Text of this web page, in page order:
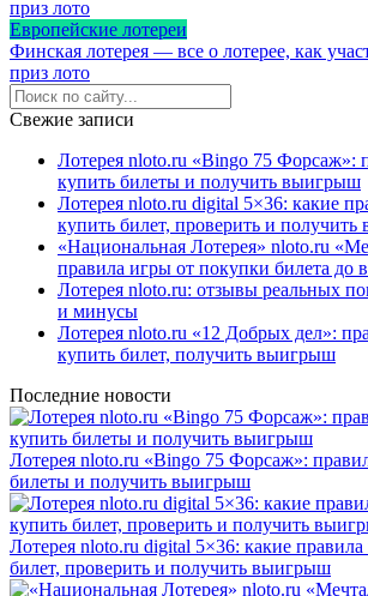
Европейские лотереи
Финская лотерея — все о лотерее, как
приз лото
Свежие записи
Лотерея nloto.ru «Bingo 75 Форсаж»:
купить билеты и получить выигрыш
Лотерея nloto.ru digital 5×36: какие
купить билет, проверить и
«Национальная Лотерея» nloto.ru
правила игры от покупки билета до
Лотерея nloto.ru: отзывы реальных
и минусы
Лотерея nloto.ru «12 Добрых дел»:
купить билет, получить выигрыш
Последние новости
Лотерея nloto.ru «Bingo 75 Форсаж»:
билеты и получить выигрыш
Лотерея nloto.ru digital 5×36: какие
билет, проверить и получить выигрыш